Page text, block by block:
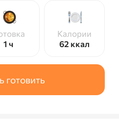
1 ч
Калории
62 ккал
готовить